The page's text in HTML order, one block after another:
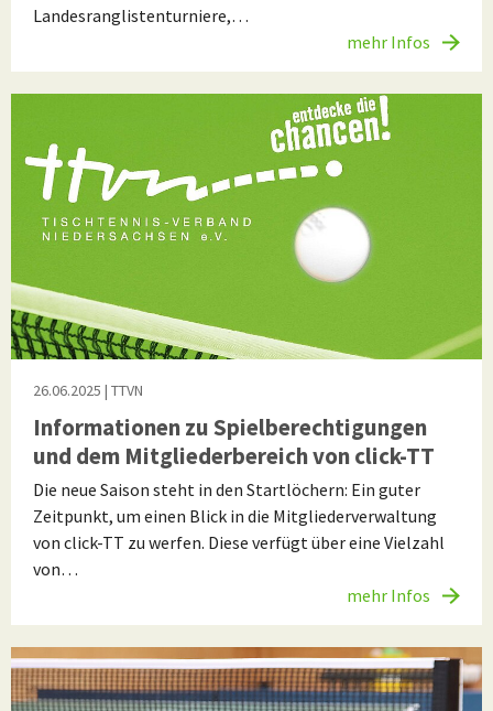
Landesranglistenturniere,…
mehr Infos
26.06.2025 | TTVN
Informationen zu Spielberechtigungen
und dem Mitgliederbereich von click-TT
Die neue Saison steht in den Startlöchern: Ein guter
Zeitpunkt, um einen Blick in die Mitgliederverwaltung
von click-TT zu werfen. Diese verfügt über eine Vielzahl
von…
mehr Infos